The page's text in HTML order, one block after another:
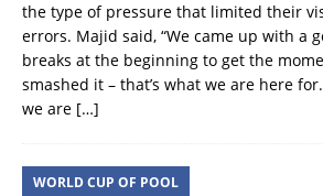
the type of pressure that limited their
errors. Majid said, “We came up with a
breaks at the beginning to get the
smashed it – that’s what we are here
we are […]
WORLD CUP OF POOL